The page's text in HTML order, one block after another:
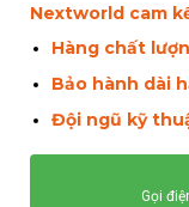
Nextworld cam
Hàng chất
Bảo hành dài
Đội ngũ kỹ
Gọi